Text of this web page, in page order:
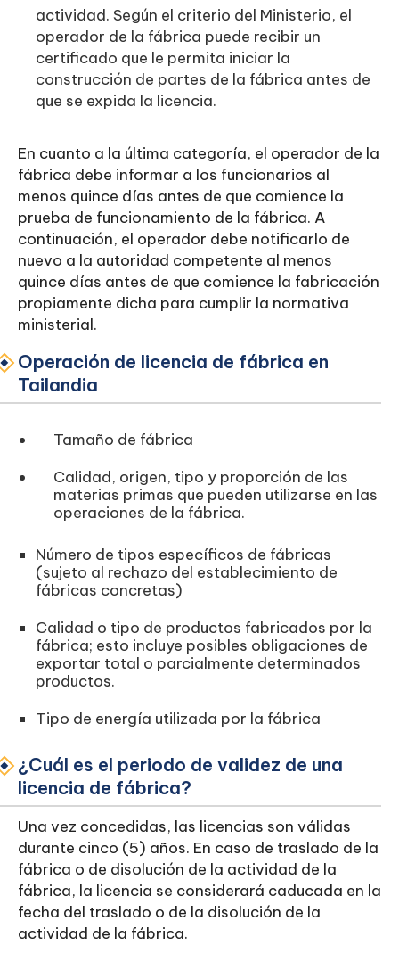
actividad. Según el criterio del Ministerio, el
operador de la fábrica puede recibir un
certificado que le permita iniciar la
construcción de partes de la fábrica antes de
que se expida la licencia.
En cuanto a la última categoría, el operador de la
fábrica debe informar a los funcionarios al
menos quince días antes de que comience la
prueba de funcionamiento de la fábrica. A
continuación, el operador debe notificarlo de
nuevo a la autoridad competente al menos
quince días antes de que comience la fabricación
propiamente dicha para cumplir la normativa
ministerial.
Operación de licencia de fábrica en
Tailandia
Tamaño de fábrica
Calidad, origen, tipo y proporción de las
materias primas que pueden utilizarse en las
operaciones de la fábrica.
Número de tipos específicos de fábricas
(sujeto al rechazo del establecimiento de
fábricas concretas)
Calidad o tipo de productos fabricados por la
fábrica; esto incluye posibles obligaciones de
exportar total o parcialmente determinados
productos.
Tipo de energía utilizada por la fábrica
¿Cuál es el periodo de validez de una
licencia de fábrica?
Una vez concedidas, las licencias son válidas
durante cinco (5) años. En caso de traslado de la
fábrica o de disolución de la actividad de la
fábrica, la licencia se considerará caducada en la
fecha del traslado o de la disolución de la
actividad de la fábrica.